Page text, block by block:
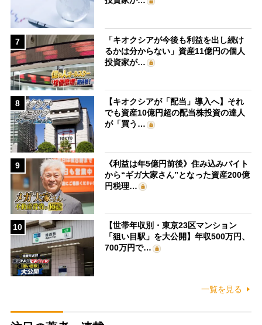
7
「キオクシアが今後も利益を出し続け
るかは分からない」資産11億円の個人
投資家が…
8
【キオクシアが「配当」導入へ】それ
でも資産10億円超の配当株投資の達人
が「買う…
9
《利益は年5億円前後》住み込みバイト
から“ギガ大家さん”となった資産200億
円税理…
10
【世帯年収別・東京23区マンション
「狙い目駅」を大公開】年収500万円、
700万円で…
一覧を見る